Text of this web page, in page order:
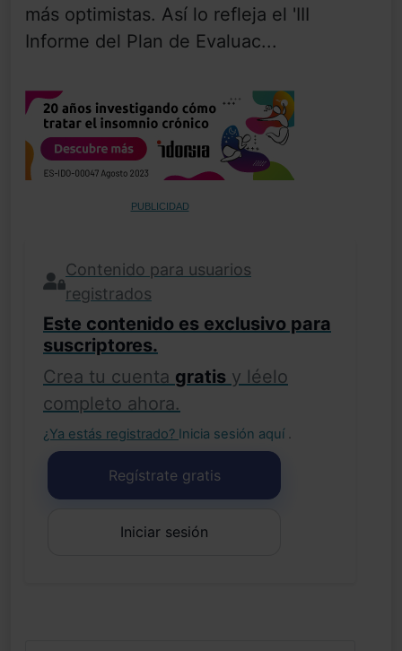
más optimistas. Así lo refleja el 'III
Informe del Plan de Evaluac...
PUBLICIDAD
Contenido para usuarios
registrados
Este contenido es exclusivo para
suscriptores.
Crea tu cuenta gratis y léelo
completo ahora.
¿Ya estás registrado? Inicia sesión aquí .
Regístrate gratis
Iniciar sesión